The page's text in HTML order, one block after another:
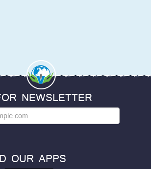
NEWSLETTER
OUR APPS